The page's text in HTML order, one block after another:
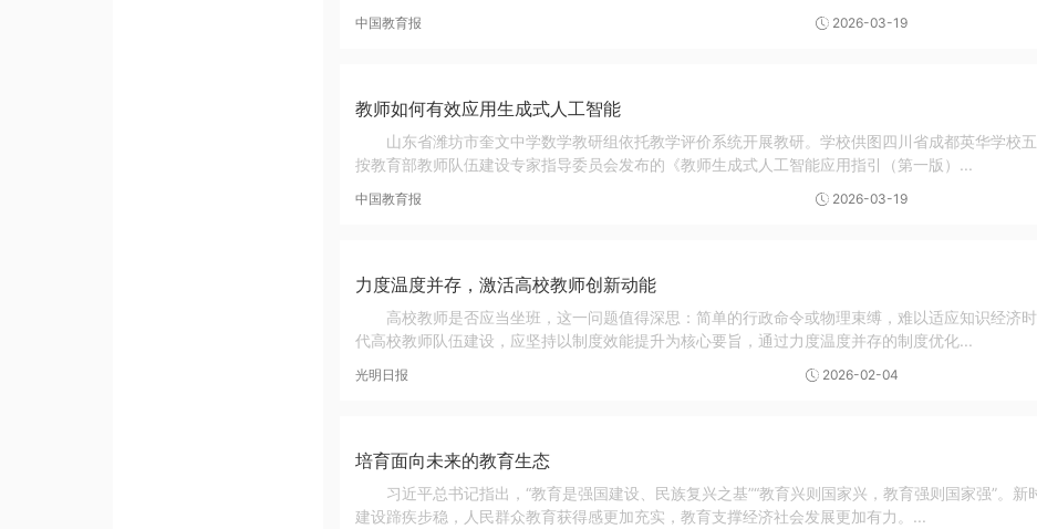
中国教育报 2026-03-19
教师如何有效应用生成式人工智能
山东省潍坊市奎文中学数学教研组依托教学评价系统开展教研。学校供图四川省成都英华学校
按教育部教师队伍建设专家指导委员会发布的《教师生成式人工智能应用指引（第一版）...
中国教育报 2026-03-19
力度温度并存，激活高校教师创新动能
高校教师是否应当坐班，这一问题值得深思：简单的行政命令或物理束缚，难以适应知识经济
代高校教师队伍建设，应坚持以制度效能提升为核心要旨，通过力度温度并存的制度优化...
光明日报 2026-02-04
培育面向未来的教育生态
习近平总书记指出，“教育是强国建设、民族复兴之基”“教育兴则国家兴，教育强则国家强”。
建设蹄疾步稳，人民群众教育获得感更加充实，教育支撑经济社会发展更加有力。...